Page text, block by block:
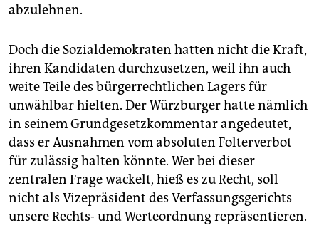
abzulehnen.
Doch die Sozialdemokraten hatten nicht die Kraft,
ihren Kandidaten durchzusetzen, weil ihn auch
weite Teile des bürgerrechtlichen Lagers für
unwählbar hielten. Der Würzburger hatte nämlich
in seinem Grundgesetzkommentar angedeutet,
dass er Ausnahmen vom absoluten Folterverbot
für zulässig halten könnte. Wer bei dieser
zentralen Frage wackelt, hieß es zu Recht, soll
nicht als Vizepräsident des Verfassungsgerichts
unsere Rechts- und Werteordnung repräsentieren.